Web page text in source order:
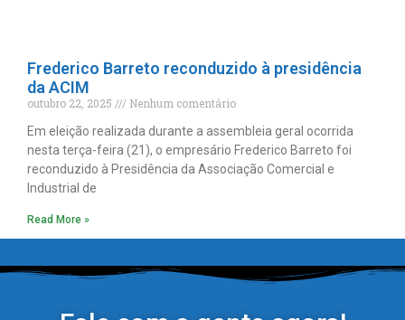
Frederico Barreto reconduzido à presidência
da ACIM
outubro 22, 2025
Nenhum comentário
Em eleição realizada durante a assembleia geral ocorrida
nesta terça-feira (21), o empresário Frederico Barreto foi
reconduzido à Presidência da Associação Comercial e
Industrial de
Read More »